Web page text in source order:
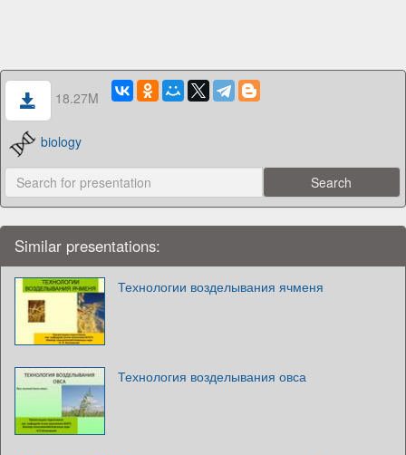
18.27M
biology
Similar presentations:
Технологии возделывания ячменя
Технология возделывания овса